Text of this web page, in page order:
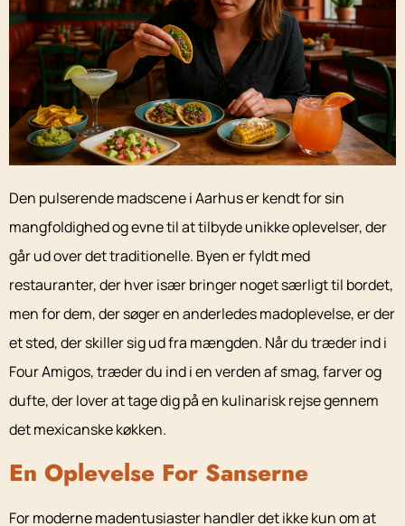
Den pulserende madscene i Aarhus er kendt for sin
mangfoldighed og evne til at tilbyde unikke oplevelser, der
går ud over det traditionelle. Byen er fyldt med
restauranter, der hver især bringer noget særligt til bordet,
men for dem, der søger en anderledes madoplevelse, er der
et sted, der skiller sig ud fra mængden. Når du træder ind i
Four Amigos, træder du ind i en verden af smag, farver og
dufte, der lover at tage dig på en kulinarisk rejse gennem
det mexicanske køkken.
En Oplevelse For Sanserne
For moderne madentusiaster handler det ikke kun om at